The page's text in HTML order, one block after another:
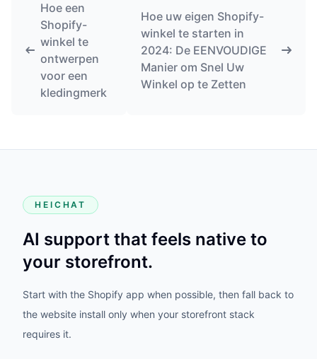
Hoe een
Shopify-
winkel te
ontwerpen
voor een
kledingmerk
Hoe uw eigen Shopify-
winkel te starten in
2024: De EENVOUDIGE
Manier om Snel Uw
Winkel op te Zetten
HEICHAT
AI support that feels native to
your storefront.
Start with the Shopify app when possible, then fall back to
the website install only when your storefront stack
requires it.